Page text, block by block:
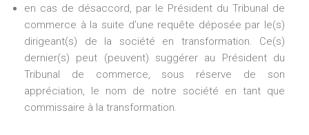
en cas de désaccord, par le Président du Tribunal de
commerce à la suite d’une requête déposée par le(s)
dirigeant(s) de la société en transformation. Ce(s)
dernier(s) peut (peuvent) suggérer au Président du
Tribunal de commerce, sous réserve de son
appréciation, le nom de notre société en tant que
commissaire à la transformation.